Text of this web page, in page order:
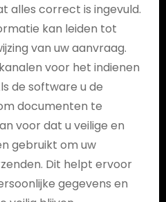
alles correct is ingevuld.
kan leiden tot
van uw aanvraag.
voor het indienen
de software u de
documenten te
voor dat u veilige en
gebruikt om uw
Dit helpt ervoor
gegevens en